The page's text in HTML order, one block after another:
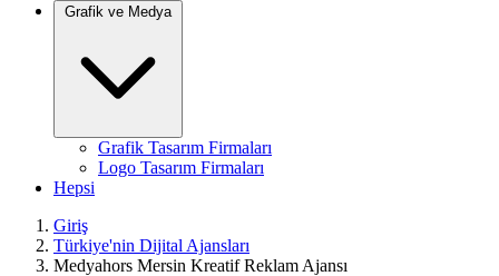
Grafik ve Medya
Grafik Tasarım Firmaları
Logo Tasarım Firmaları
Hepsi
Giriş
Türkiye'nin Dijital Ajansları
Medyahors Mersin Kreatif Reklam Ajansı